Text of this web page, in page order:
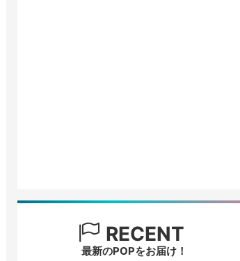
RECENT
最新のPOPをお届け！